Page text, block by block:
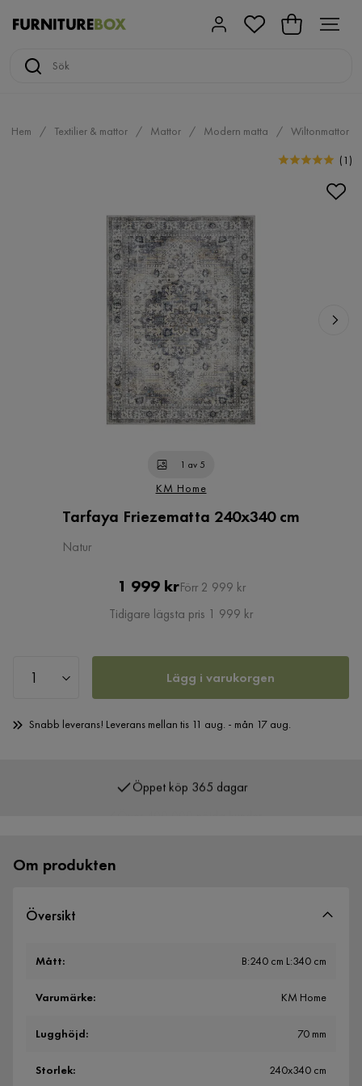
Hem Textilier & mattor Mattor Modern matta
Wiltonmattor
(1 )
1 av 5
KM Home
Tarfaya Friezematta 240x340 cm
Natur
Pris
1 999 krOriginal
Pris
Förr 2 999 kr
Tidigare lägsta pris 1 999 kr
Lägg i varukorgen
Snabb leverans! Leverans mellan tis 11 aug. - mån 17 aug.
Över 400 000 nöjda kunder
Om produkten
Översikt
Mått: B:240 cm L:340 cm
Varumärke: KM Home
Lugghöjd: 70 mm
Storlek: 240x340 cm